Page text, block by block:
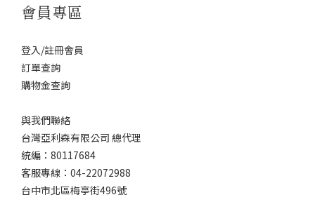
會員專區
登入/註冊會員
訂單查詢
購物金查詢
與我們聯絡
台灣亞利森有限公司 總代理
統編：80117684
客服專線：04-22072988
台中市北區梅亭街496號